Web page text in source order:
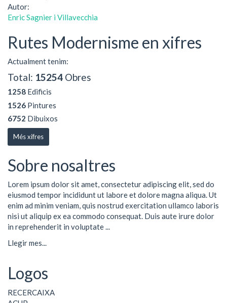
Autor:
Enric Sagnier i Villavecchia
Rutes Modernisme en xifres
Actualment tenim:
Total: 15254 Obres
1258 Edificis
1526 Pintures
6752 Dibuixos
Més xifres
Sobre nosaltres
Lorem ipsum dolor sit amet, consectetur adipiscing elit, sed do
eiusmod tempor incididunt ut labore et dolore magna aliqua. Ut
enim ad minim veniam, quis nostrud exercitation ullamco laboris
nisi ut aliquip ex ea commodo consequat. Duis aute irure dolor
in reprehenderit in voluptate ...
Llegir mes...
Logos
RECERCAIXA